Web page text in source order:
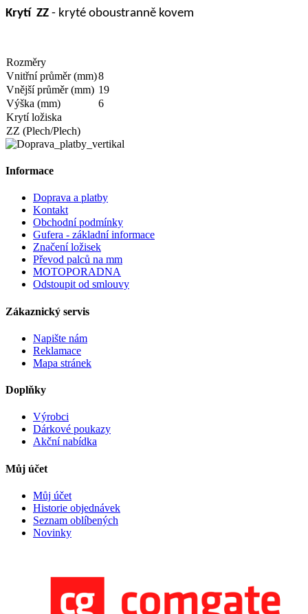
Krytí ZZ - kryté oboustranně kovem
Rozměry
Vnitřní průměr (mm)8
Vnější průměr (mm) 19
Výška (mm)
6
Krytí ložiska
ZZ (Plech/Plech)
Informace
Doprava a platby
Kontakt
Obchodní podmínky
Gufera - základní informace
Značení ložisek
Převod palců na mm
MOTOPORADNA
Odstoupit od smlouvy
Zákaznický servis
Napište nám
Reklamace
Mapa stránek
Doplňky
Výrobci
Dárkové poukazy
Akční nabídka
Můj účet
Můj účet
Historie objednávek
Seznam oblíbených
Novinky